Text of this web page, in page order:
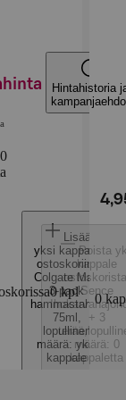
Hintahistoria
0 kpl
Lisää
yksi kappale
ostoskoriin,
Colgate Max
3-pack
hammastahna
75ml ,
lopullinen
määrä: yksi
kappale
Poista
kappale
ostoskorista
Sence
+ 3
terää,
määrä: 0
kappaletta
0